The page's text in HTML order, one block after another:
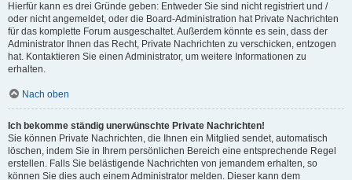
Hierfür kann es drei Gründe geben: Entweder Sie sind nicht registriert und /
oder nicht angemeldet, oder die Board-Administration hat Private Nachrichten
für das komplette Forum ausgeschaltet. Außerdem könnte es sein, dass der
Administrator Ihnen das Recht, Private Nachrichten zu verschicken, entzogen
hat. Kontaktieren Sie einen Administrator, um weitere Informationen zu
erhalten.
Nach oben
Ich bekomme ständig unerwünschte Private Nachrichten!
Sie können Private Nachrichten, die Ihnen ein Mitglied sendet, automatisch
löschen, indem Sie in Ihrem persönlichen Bereich eine entsprechende Regel
erstellen. Falls Sie belästigende Nachrichten von jemandem erhalten, so
können Sie dies auch einem Administrator melden. Dieser kann dem